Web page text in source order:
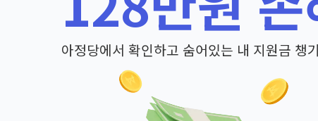
아정당에서 확인하고 숨어있는 내 지원금 챙